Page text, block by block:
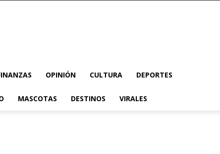
OPINIÓN CULTURA DEPORTES
MASCOTAS DESTINOS VIRALES